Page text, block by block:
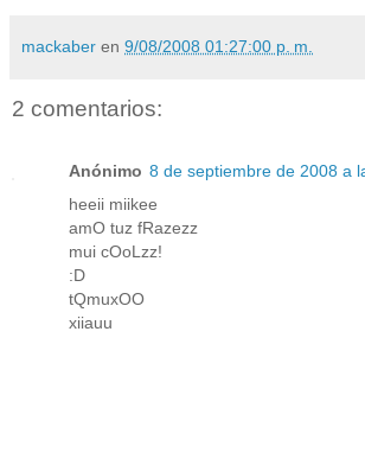
mackaber en 9/08/2008 01:27:00 p. m.
2 comentarios:
Anónimo 8 de septiembre de 2008 a
heeii miikee
amO tuz fRazezz
mui cOoLzz!
:D
tQmuxOO
xiiauu